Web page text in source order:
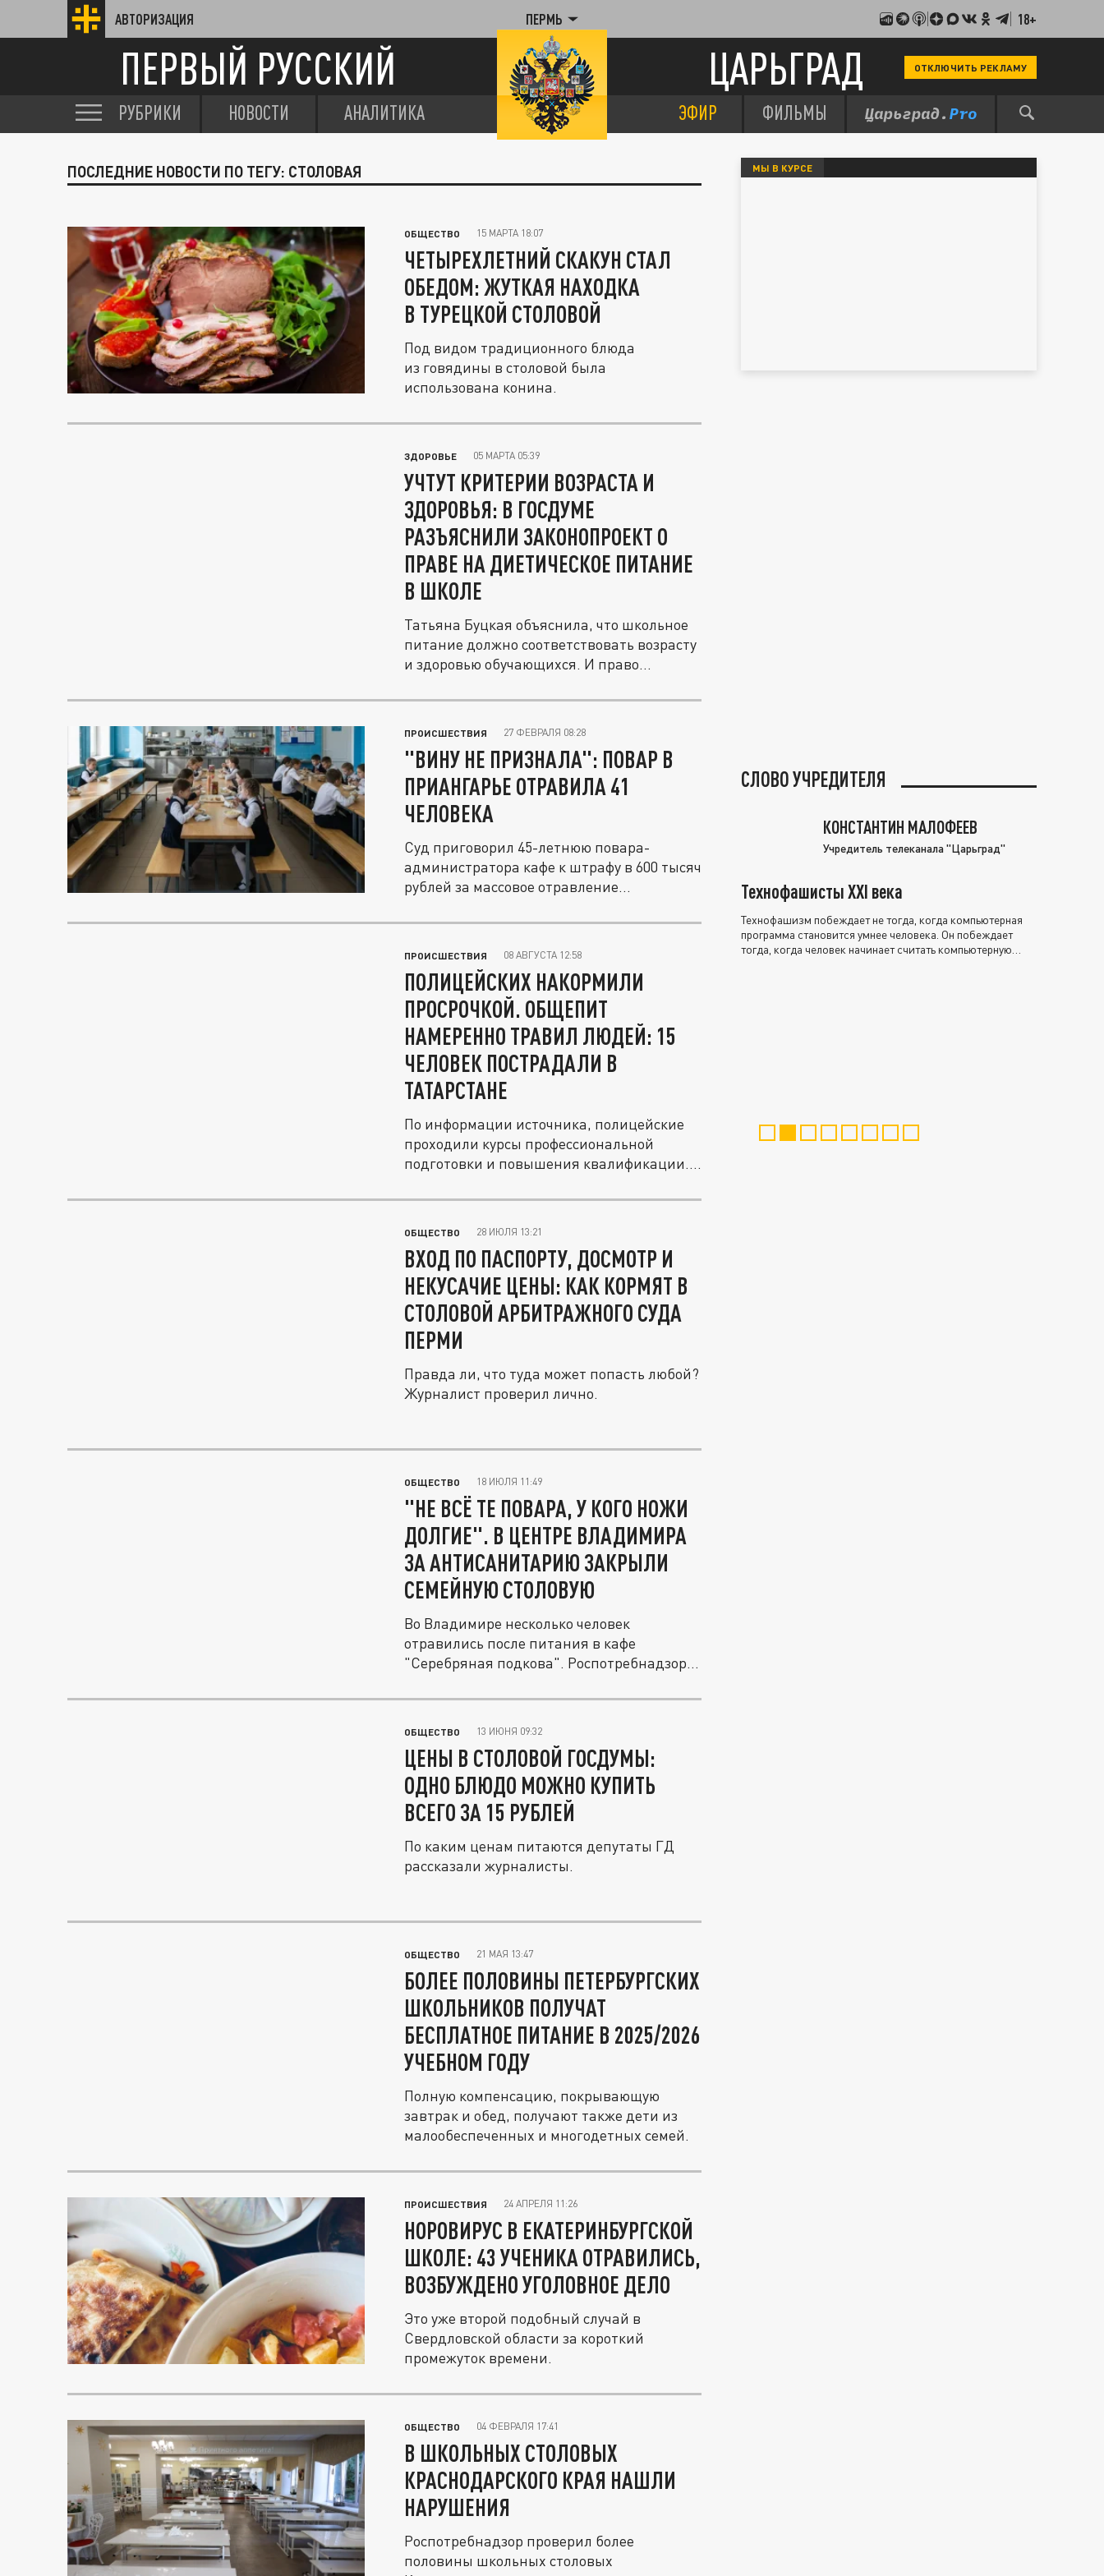
АВТОРИЗАЦИЯ ПЕРМЬ 18+
ПЕРВЫЙ РУССКИЙ ЦАРЬГРАД ОТКЛЮЧИТЬ РЕКЛАМУ
РУБРИКИ НОВОСТИ АНАЛИТИКА ЭФИР ФИЛЬМЫ
ПОСЛЕДНИЕ НОВОСТИ ПО ТЕГУ: СТОЛОВАЯ
ОБЩЕСТВО 15 МАРТА 18:07
ЧЕТЫРЕХЛЕТНИЙ СКАКУН СТАЛ
ОБЕДОМ: ЖУТКАЯ НАХОДКА
В ТУРЕЦКОЙ СТОЛОВОЙ
Под видом традиционного блюда
из говядины в столовой была
использована конина.
ЗДОРОВЬЕ 05 МАРТА 05:39
УЧТУТ КРИТЕРИИ ВОЗРАСТА И
ЗДОРОВЬЯ: В ГОСДУМЕ
РАЗЪЯСНИЛИ ЗАКОНОПРОЕКТ О
ПРАВЕ НА ДИЕТИЧЕСКОЕ ПИТАНИЕ
В ШКОЛЕ
Татьяна Буцкая объяснила, что школьное
питание должно соответствовать возрасту
и здоровью обучающихся. И право...
ПРОИСШЕСТВИЯ 27 ФЕВРАЛЯ 08:28
"ВИНУ НЕ ПРИЗНАЛА": ПОВАР В
ПРИАНГАРЬЕ ОТРАВИЛА 41
ЧЕЛОВЕКА
Суд приговорил 45-летнюю повара-
администратора кафе к штрафу в 600 тысяч
рублей за массовое отравление...
ПРОИСШЕСТВИЯ 08 АВГУСТА 12:58
ПОЛИЦЕЙСКИХ НАКОРМИЛИ
ПРОСРОЧКОЙ. ОБЩЕПИТ
НАМЕРЕННО ТРАВИЛ ЛЮДЕЙ: 15
ЧЕЛОВЕК ПОСТРАДАЛИ В
ТАТАРСТАНЕ
По информации источника, полицейские
проходили курсы профессиональной
подготовки и повышения квалификации....
ОБЩЕСТВО 28 ИЮЛЯ 13:21
ВХОД ПО ПАСПОРТУ, ДОСМОТР И
НЕКУСАЧИЕ ЦЕНЫ: КАК КОРМЯТ В
СТОЛОВОЙ АРБИТРАЖНОГО СУДА
ПЕРМИ
Правда ли, что туда может попасть любой?
Журналист проверил лично.
ОБЩЕСТВО 18 ИЮЛЯ 11:49
"НЕ ВСЁ ТЕ ПОВАРА, У КОГО НОЖИ
ДОЛГИЕ". В ЦЕНТРЕ ВЛАДИМИРА
ЗА АНТИСАНИТАРИЮ ЗАКРЫЛИ
СЕМЕЙНУЮ СТОЛОВУЮ
Во Владимире несколько человек
отравились после питания в кафе
"Серебряная подкова". Роспотребнадзор
ОБЩЕСТВО 13 ИЮНЯ 09:32
ЦЕНЫ В СТОЛОВОЙ ГОСДУМЫ:
ОДНО БЛЮДО МОЖНО КУПИТЬ
ВСЕГО ЗА 15 РУБЛЕЙ
По каким ценам питаются депутаты ГД
рассказали журналисты.
ОБЩЕСТВО 21 МАЯ 13:47
БОЛЕЕ ПОЛОВИНЫ ПЕТЕРБУРГСКИХ
ШКОЛЬНИКОВ ПОЛУЧАТ
БЕСПЛАТНОЕ ПИТАНИЕ В 2025/2026
УЧЕБНОМ ГОДУ
Полную компенсацию, покрывающую
завтрак и обед, получают также дети из
малообеспеченных и многодетных семей.
ПРОИСШЕСТВИЯ 24 АПРЕЛЯ 11:26
НОРОВИРУС В ЕКАТЕРИНБУРГСКОЙ
ШКОЛЕ: 43 УЧЕНИКА ОТРАВИЛИСЬ,
ВОЗБУЖДЕНО УГОЛОВНОЕ ДЕЛО
Это уже второй подобный случай в
Свердловской области за короткий
промежуток времени.
ОБЩЕСТВО 04 ФЕВРАЛЯ 17:41
В ШКОЛЬНЫХ СТОЛОВЫХ
КРАСНОДАРСКОГО КРАЯ НАШЛИ
НАРУШЕНИЯ
Роспотребнадзор проверил более
половины школьных столовых
МЫ В КУРСЕ
СЛОВО УЧРЕДИТЕЛЯ
КОНСТАНТИН МАЛОФЕЕВ
Учредитель телеканала "Царьград"
Технофашисты XXI века
Технофашизм побеждает не тогда, когда компьютерная
программа становится умнее человека. Он побеждает
тогда, когда человек начинает считать компьютерную